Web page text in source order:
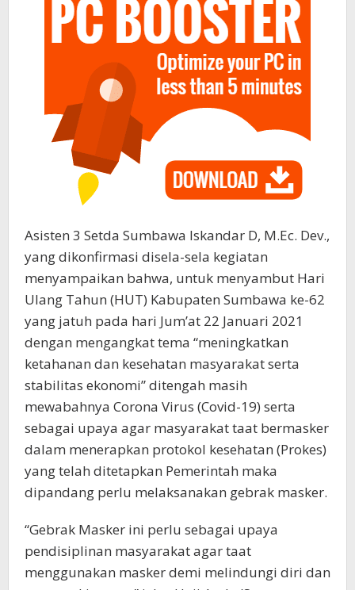
Asisten 3 Setda Sumbawa Iskandar D, M.Ec. Dev.,
yang dikonfirmasi disela-sela kegiatan
menyampaikan bahwa, untuk menyambut Hari
Ulang Tahun (HUT) Kabupaten Sumbawa ke-62
yang jatuh pada hari Jum’at 22 Januari 2021
dengan mengangkat tema “meningkatkan
ketahanan dan kesehatan masyarakat serta
stabilitas ekonomi” ditengah masih
mewabahnya Corona Virus (Covid-19) serta
sebagai upaya agar masyarakat taat bermasker
dalam menerapkan protokol kesehatan (Prokes)
yang telah ditetapkan Pemerintah maka
dipandang perlu melaksanakan gebrak masker.
“Gebrak Masker ini perlu sebagai upaya
pendisiplinan masyarakat agar taat
menggunakan masker demi melindungi diri dan